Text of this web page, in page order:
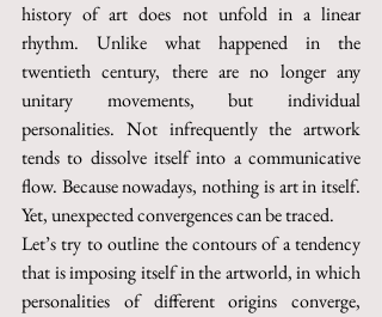
history of art does not unfold in a linear
rhythm. Unlike what happened in the
twentieth century, there are no longer any
unitary movements, but individual
personalities. Not infrequently the artwork
tends to dissolve itself into a communicative
flow. Because nowadays, nothing is art in itself.
Yet, unexpected convergences can be traced.
Let’s try to outline the contours of a tendency
that is imposing itself in the artworld, in which
personalities of different origins converge,